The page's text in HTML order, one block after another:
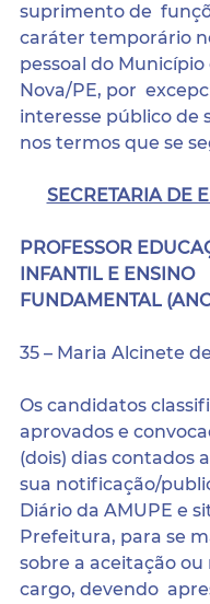
suprimento de
caráter temporário
pessoal do Município
Nova/PE, por
interesse público de
nos termos que se
SECRETARIA DE
PROFESSOR
INFANTIL E ENSINO
FUNDAMENTAL
35 – Maria Alcinete
Os candidatos
aprovados e
(dois) dias contados
sua notificação/
Diário da AMUPE e
Prefeitura, para se
sobre a aceitação ou
cargo, devendo